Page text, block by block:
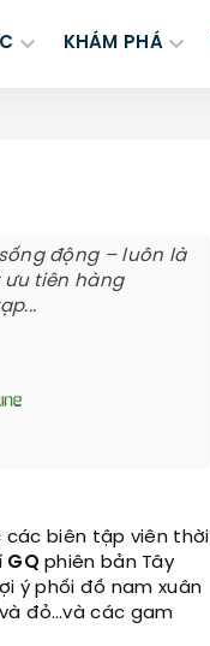
KHÁM PHÁ
động – luôn là
ưu tiên hàng
các biên tập viên thời
GQ phiên bản Tây
ý phối đồ nam xuân
đỏ…và các gam